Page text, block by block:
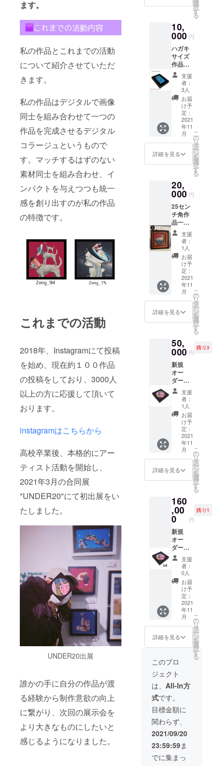
ます。
私の作品とこれまでの活動
について紹介させていただ
きます。
私の作品はデジタルで画像
同士を組み合わせて一つの
作品を完成させるデジタル
コラージュというもので
す。マッチするはずのない
素材同士を組み合わせ、イ
ンパクトを与えつつも統一
感を創り出すのが私の作品
の特徴です。
これまでの活動
2018年、Instagramにて投稿
を始め、現在約１００作品
の投稿をしており、3000人
以上の方に応援して頂いて
おります。
instagramはこちらから
高校卒業後、本格的にアー
ティスト活動を開始し、
2021年3月の合同展
"UNDER20"にて初出展をい
たしました。
UNDER20出展
誰かの手に自分の作品が渡
る経験から制作意欲の向上
に繋がり、次回の展示会を
より大きなものにしたいと
感じるようになりました。
バッチ
2.5セン
チ 絵柄
は写真
のもの
になり
ます。
選
択
す
る
10,
000 円
ハガキ
サイズ
作品一
点 作
品タイ
ル ”Ze
ng_83s
p" こ
ちらの
作品を
をお送
りいた
しま
す。 ま
手紙を
添えさ
せてい
ただき
ます。
●ボック
ス型フ
レーム
［サイ
ズ］ ●
外寸…
169×12
4×D35
mm ●
内寸…
151×10
6×D25
対
応）
141×96
mm（
スペー
サー部
除く）
●額巾…
14mm
支援
者：
3人
お届
け予
定：
2021
年11
月
詳細を見る
こ
の
リ
タ
ー
ン
を
選
択
す
る
20,
000 円
25セン
チ角作
品一
点。❶
トラの
モチー
フ作品
Zeng_9
2 また
は ❷
卵のモ
チーフ
作品
Zeng_7
1 のど
びいた
だけま
す。オ
プショ
ンよ
り、ご
選択く
ださ
い。 お
礼のお
手紙も
添えさ
せてい
ただき
ます。
シャ
ダー
にも紙
を重ね
た半立
体型の
作品で
す。 展
示会な
どで販
売する
規格の
もので
す。 ●
ボック
ス型フ
レーム
［サイ
ズ］ ●
外寸…
mm ●
251×25
1×D25
mm（2
5角対
応）
●窓寸…
241×24
1mm（
サー部
除く）
※窓寸が
支援
者：
1人
お届
け予
定：
2021
年11
月
詳細を見る
こ
の
リ
タ
ー
ン
を
選
択
す
る
50,
000 円
残り3
新規
オー
ダー作
品、25
角サイ
ズ一
点。
シャ
ダー
ボック
スとい
う何層
にも紙
を重ね
た半立
す。モ
チーフ
などリ
クエス
トをい
ただ
き、新
規作品
を制作
させて
頂きま
す。モ
チーフ
のリク
エスト
は備考
欄にご
記入く
ださ
た、お
礼のお
手紙を
添えさ
せてい
ただき
ます。
オー
ダーま
での流
れ：備
考欄、
メッ
セージ
支援
者：
1人
お届
け予
定：
2021
年11
月
詳細を見る
こ
の
リ
タ
ー
ン
を
選
択
す
る
160
,00
0 円
残り1
新規
オー
ダー作
品２
点、既
存作品
２点。
全て25
角サイ
ズ。
シャ
ダー
ボック
スとい
う何層
を重ね
た半立
体型の
作品で
す。 ご
支援く
ださっ
た方か
らモ
チーフ
などの
リクエ
ストを
いただ
支援
者：
0人
お届
け予
定：
2021
年11
月
詳細を見る
こ
の
リ
タ
ー
ン
を
選
択
す
る
このプロ
ジェクト
は、 All-In方
式です。
目標金額に
関わらず、
2021/09/20
23:59:59ま
でに集まっ